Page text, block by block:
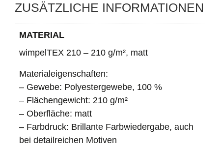
ZUSÄTZLICHE INFORMATIONEN
MATERIAL
wimpelTEX 210 – 210 g/m², matt
Materialeigenschaften:
– Gewebe: Polyestergewebe, 100 %
– Flächengewicht: 210 g/m²
– Oberfläche: matt
– Farbdruck: Brillante Farbwiedergabe, auch
bei detailreichen Motiven